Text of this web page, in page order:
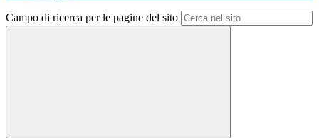
Campo di ricerca per le pagine del sito